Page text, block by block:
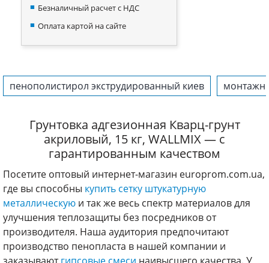
Безналичный расчет с НДС
Оплата картой на сайте
пенополистирол экструдированный киев
Грунтовка адгезионная Кварц-грунт
акриловый, 15 кг, WALLMIX — с
гарантированным качеством
Посетите оптовый интернет-магазин europrom.com.ua,
где вы способны купить сетку штукатурную
металлическую и так же весь спектр материалов для
улучшения теплозащиты без посредников от
производителя. Наша аудитория предпочитают
производство пенопласта в нашей компании и